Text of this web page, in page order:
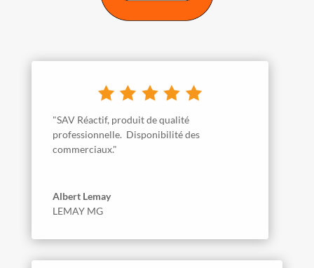
"SAV Réactif, produit de qualité
professionnelle. Disponibilité des
commerciaux."
Albert Lemay
LEMAY MG